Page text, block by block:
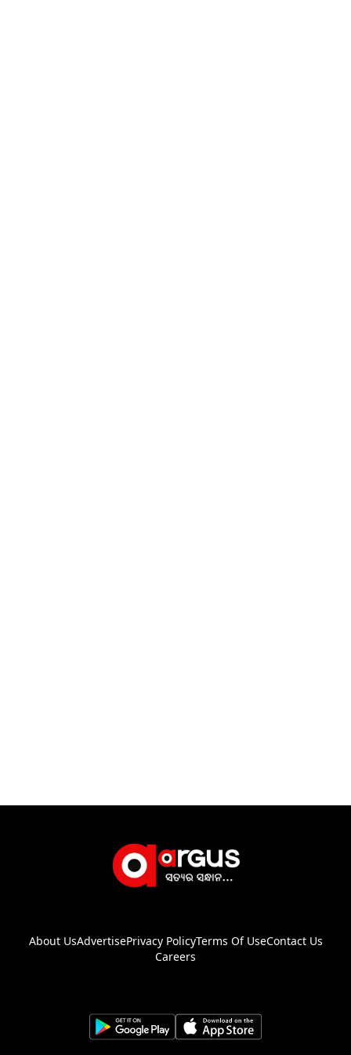
About UsAdvertisePrivacy PolicyTerms Of UseContact Us
Careers